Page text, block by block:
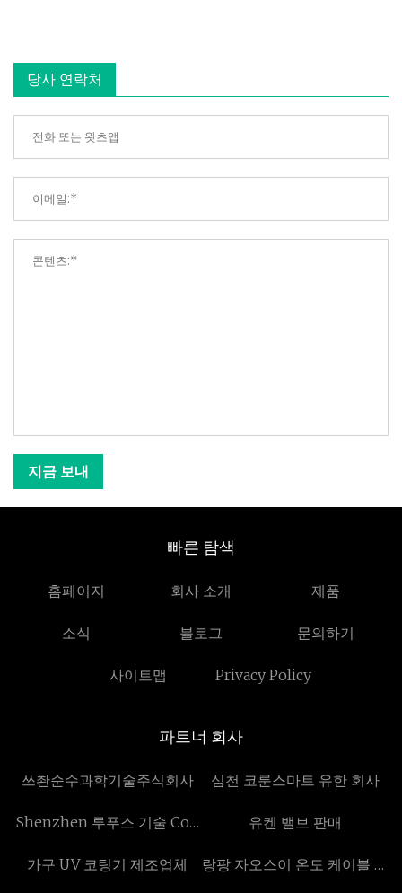
당사 연락처
지금 보내
빠른 탐색
홈페이지 회사 소개 제품
소식 블로그 문의하기
사이트맵 Privacy Policy
파트너 회사
쓰촨순수과학기술주식회사 심천 코룬스마트 유한 회사
Shenzhen 루푸스 기술 Co .,
유켄 밸브 판매
가구 UV 코팅기 제조업체
랑팡 자오스이 온도 케이블 주